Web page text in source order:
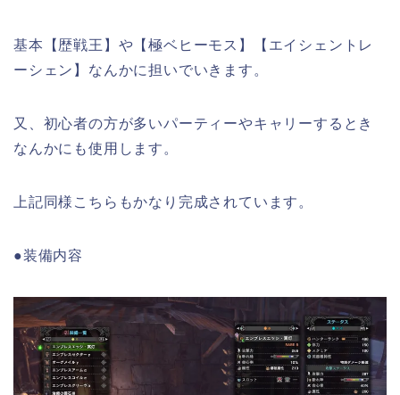
基本【歴戦王】や【極ベヒーモス】【エイシェントレ
ーシェン】なんかに担いでいきます。
又、初心者の方が多いパーティーやキャリーするとき
なんかにも使用します。
上記同様こちらもかなり完成されています。
●装備内容